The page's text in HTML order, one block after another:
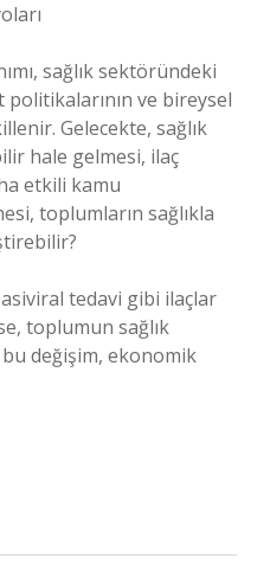
sağlık sektöründeki
ve bireysel
Gelecekte, sağlık
hale gelmesi, ilaç
etkili kamu
toplumların sağlıkla
tedavi gibi ilaçlar
toplumun sağlık
değişim, ekonomik